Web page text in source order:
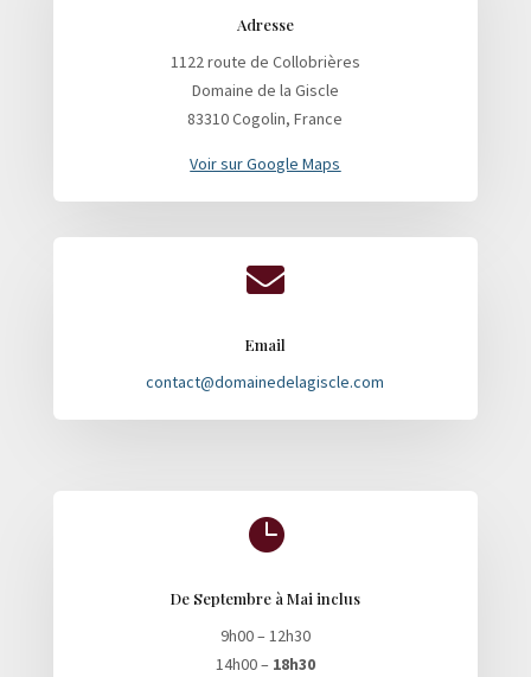
Adresse
1122 route de Collobrières
Domaine de la Giscle
83310 Cogolin, France
Voir sur Google Maps

Email
contact@domainedelagiscle.com

De Septembre à Mai inclus
9h00 – 12h30
14h00 – 18h30